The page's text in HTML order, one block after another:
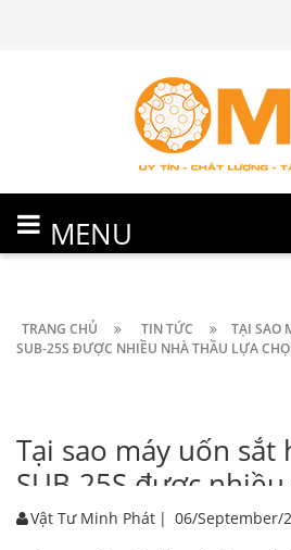
MENU
TRANG CHỦ TIN TỨC
TẠI SAO
SUB-25S ĐƯỢC NHIỀU NHÀ THẦU LỰA
Tại sao máy uốn sắt
SUB-25S được
chọn
Vật Tư Minh Phát | 06/September/